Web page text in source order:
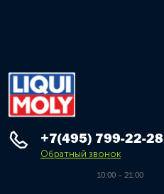
+7(495) 799-22-28
Обратный звонок
10:00 – 21:00